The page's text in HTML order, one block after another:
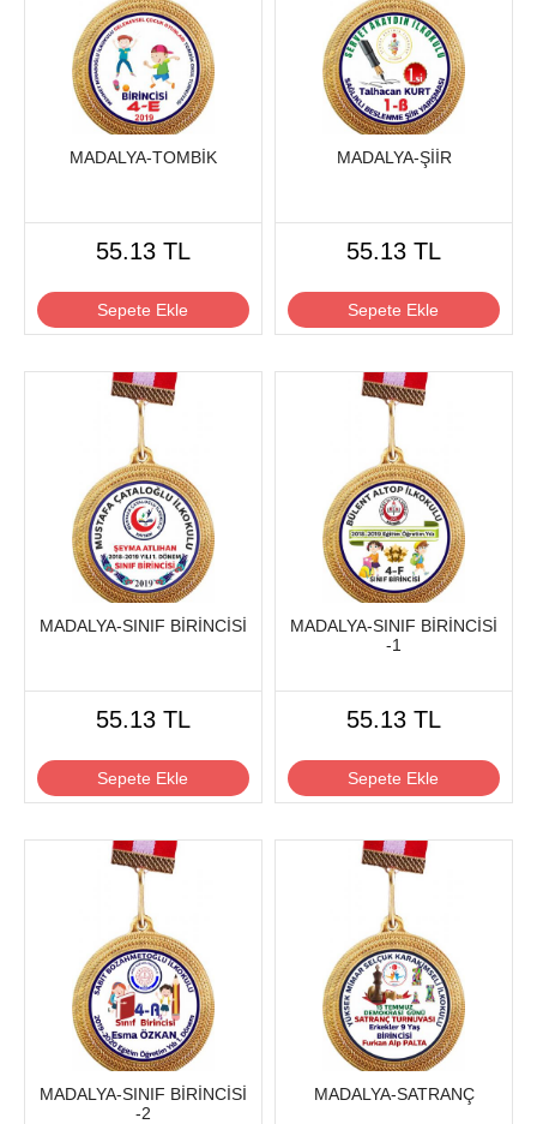
MADALYA-TOMBİK
55.13 TL
Sepete Ekle
MADALYA-ŞİİR
55.13 TL
Sepete Ekle
MADALYA-SINIF BİRİNCİSİ
55.13 TL
Sepete Ekle
MADALYA-SINIF BİRİNCİSİ
-1
55.13 TL
Sepete Ekle
MADALYA-SINIF BİRİNCİSİ
-2
MADALYA-SATRANÇ